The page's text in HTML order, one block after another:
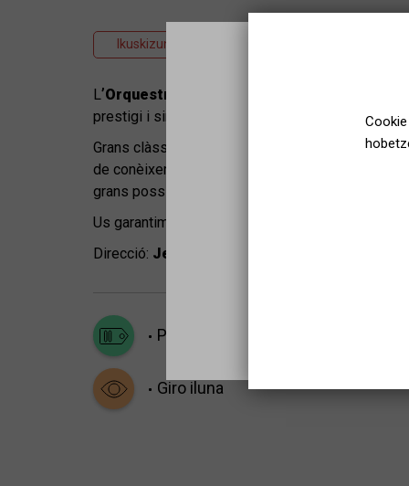
Ikuskizuna
L’Orquestra de Cambra d’Acordions de
prestigi i singularitat ens oferirà un concert únic
Grans clàssics i les millors bandes sonores de
de conèixer un instrument poc habitual dins les
grans possibilitats tímbriques i interpretatives
Us garantim que us sorprendrà!
Direcció: Jesús Otero
Publiko guztiak
Giro iluna